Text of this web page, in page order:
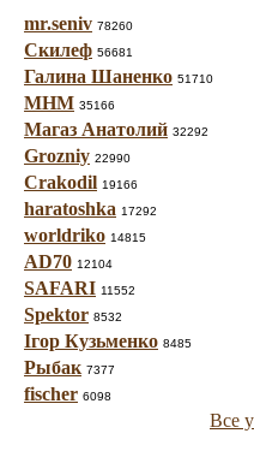
mr.seniv 78260
Скилеф 56681
Галина Шаненко 51710
МНМ 35166
Магаз Анатолий 32292
Grozniy 22990
Crakodil 19166
haratoshka 17292
worldriko 14815
AD70 12104
SAFARI 11552
Spektor 8532
Ігор Кузьменко 8485
Рыбак 7377
fischer 6098
Все